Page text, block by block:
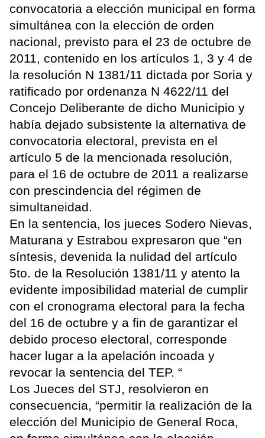
convocatoria a elección municipal en forma
simultánea con la elección de orden
nacional, previsto para el 23 de octubre de
2011, contenido en los artículos 1, 3 y 4 de
la resolución N 1381/11 dictada por Soria y
ratificado por ordenanza N 4622/11 del
Concejo Deliberante de dicho Municipio y
había dejado subsistente la alternativa de
convocatoria electoral, prevista en el
artículo 5 de la mencionada resolución,
para el 16 de octubre de 2011 a realizarse
con prescindencia del régimen de
simultaneidad.
En la sentencia, los jueces Sodero Nievas,
Maturana y Estrabou expresaron que “en
síntesis, devenida la nulidad del artículo
5to. de la Resolución 1381/11 y atento la
evidente imposibilidad material de cumplir
con el cronograma electoral para la fecha
del 16 de octubre y a fin de garantizar el
debido proceso electoral, corresponde
hacer lugar a la apelación incoada y
revocar la sentencia del TEP. “
Los Jueces del STJ, resolvieron en
consecuencia, “permitir la realización de la
elección del Municipio de General Roca,